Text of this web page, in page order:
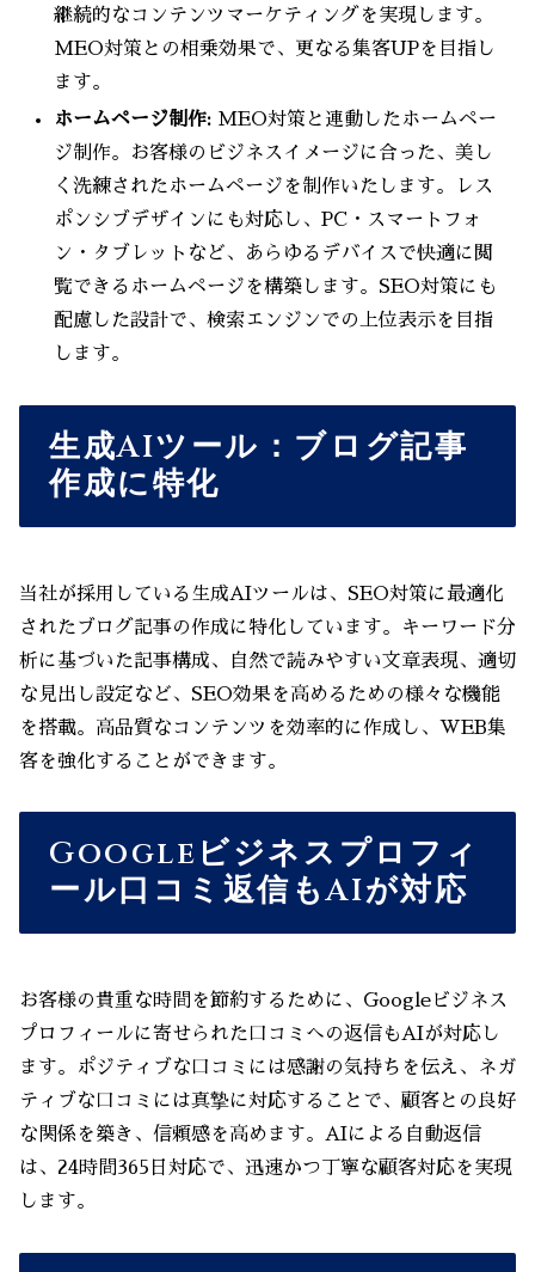
継続的なコンテンツマーケティングを実現します。
MEO対策との相乗効果で、更なる集客UPを目指し
ます。
ホームページ制作: MEO対策と連動したホームペー
ジ制作。お客様のビジネスイメージに合った、美し
く洗練されたホームページを制作いたします。レス
ポンシブデザインにも対応し、PC・スマートフォ
ン・タブレットなど、あらゆるデバイスで快適に閲
覧できるホームページを構築します。SEO対策にも
配慮した設計で、検索エンジンでの上位表示を目指
します。
生成AIツール：ブログ記事
作成に特化
当社が採用している生成AIツールは、SEO対策に最適化
されたブログ記事の作成に特化しています。キーワード分
析に基づいた記事構成、自然で読みやすい文章表現、適切
な見出し設定など、SEO効果を高めるための様々な機能
を搭載。高品質なコンテンツを効率的に作成し、WEB集
客を強化することができます。
Googleビジネスプロフィ
ール口コミ返信もAIが対応
お客様の貴重な時間を節約するために、Googleビジネス
プロフィールに寄せられた口コミへの返信もAIが対応し
ます。ポジティブな口コミには感謝の気持ちを伝え、ネガ
ティブな口コミには真摯に対応することで、顧客との良好
な関係を築き、信頼感を高めます。AIによる自動返信
は、24時間365日対応で、迅速かつ丁寧な顧客対応を実現
します。